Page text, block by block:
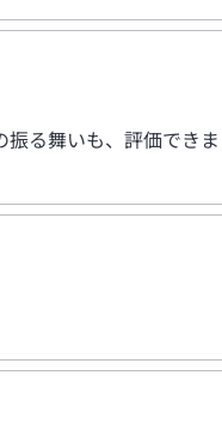
る舞いも、評価でき